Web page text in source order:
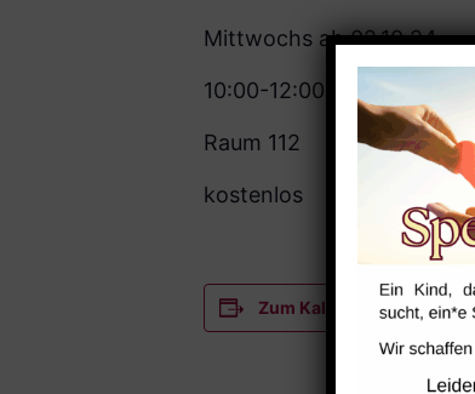
Mittwochs ab 02.10.24
10:00-12:00 Uhr
Raum 112
kostenlos
Zum Kalender hinzufügen